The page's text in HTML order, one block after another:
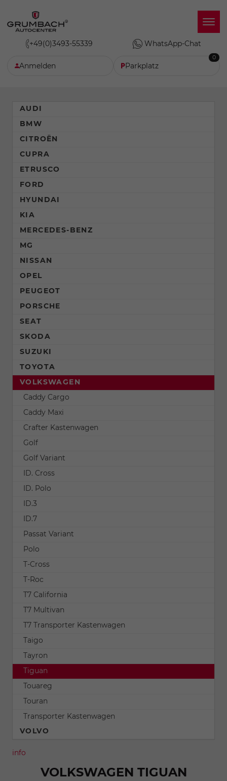
+49(0)3493-55339 WhatsApp-Chat
Anmelden Parkplatz
0
info
VOLKSWAGEN TIGUAN
AUDI
BMW
CITROËN
CUPRA
ETRUSCO
FORD
HYUNDAI
KIA
MERCEDES-BENZ
MG
NISSAN
OPEL
PEUGEOT
PORSCHE
SEAT
SKODA
SUZUKI
TOYOTA
VOLKSWAGEN
Caddy Cargo
Caddy Maxi
Crafter Kastenwagen
Golf
Golf Variant
ID. Cross
ID. Polo
ID.3
ID.7
Passat Variant
Polo
T-Cross
T-Roc
T7 California
T7 Multivan
T7 Transporter Kastenwagen
Taigo
Tayron
Tiguan
Touareg
Touran
Transporter Kastenwagen
VOLVO